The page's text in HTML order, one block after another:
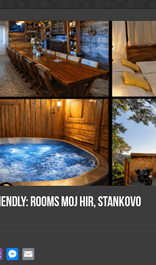
Rooms Moj Hir, Stankovo
M